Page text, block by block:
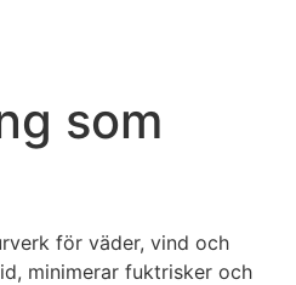
som
för väder, vind och
minimerar fuktrisker och